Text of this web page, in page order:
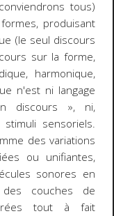
tous)
produisant
(le seul discours
sur la forme,
harmonique,
n'est ni langage
discours », ni,
sensoriels.
des variations
ou unifiantes,
sonores en
des couches de
tout à fait